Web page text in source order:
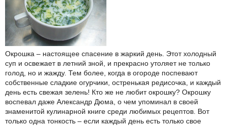
Окрошка – настоящее спасение в жаркий день. Этот холодный
суп и освежает в летний зной, и прекрасно утоляет не только
голод, но и жажду. Тем более, когда в огороде поспевают
собственные сладкие огурчики, остренькая редисочка, и каждый
день есть свежая зелень! Кто же не любит окрошку? Окрошку
воспевал даже Александр Дюма, о чем упоминал в своей
знаменитой кулинарной книге среди любимых рецептов. Вот
только одна тонкость – если каждый день есть только свое